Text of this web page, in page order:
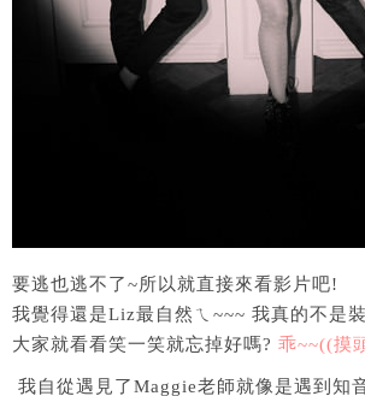
要逃也逃不了~所以就直接來看影片吧!
我覺得還是Liz最自然ㄟ~~~ 我真的不是
大家就看看笑一笑就忘掉好嗎? 乖~~((摸
我自從遇見了Maggie老師就像是遇到知